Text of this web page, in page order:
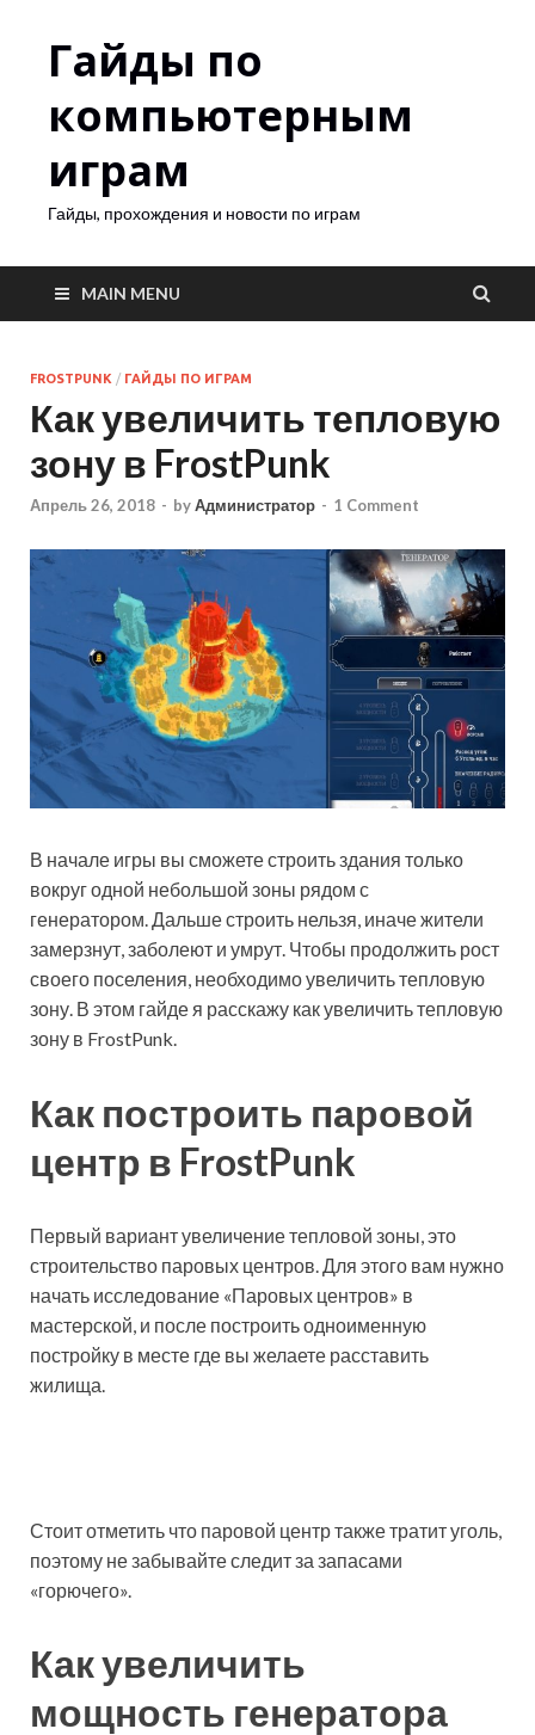
Гайды по
компьютерным
играм
Гайды, прохождения и новости по играм
MAIN MENU
FROSTPUNK / ГАЙДЫ ПО ИГРАМ
Как увеличить тепловую
зону в FrostPunk
Апрель 26, 2018 - byАдминистратор - 1 Comment
В начале игры вы сможете строить здания только
вокруг одной небольшой зоны рядом с
генератором. Дальше строить нельзя, иначе жители
замерзнут, заболеют и умрут. Чтобы продолжить рост
своего поселения, необходимо увеличить тепловую
зону. В этом гайде я расскажу как увеличить тепловую
зону в FrostPunk.
Как построить паровой
центр в FrostPunk
Первый вариант увеличение тепловой зоны, это
строительство паровых центров. Для этого вам нужно
начать исследование «Паровых центров» в
мастерской, и после построить одноименную
постройку в месте где вы желаете расставить
жилища.
Стоит отметить что паровой центр также тратит уголь,
поэтому не забывайте следит за запасами
«горючего».
Как увеличить
мощность генератора